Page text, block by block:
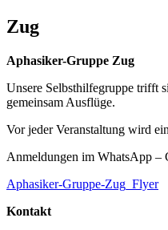
Zug
Aphasiker-Gruppe Zug
Unsere Selbsthilfegruppe trifft
gemeinsam Ausflüge.
Vor jeder Veranstaltung wird
Anmeldungen im WhatsApp –
Aphasiker-Gruppe-Zug_Flyer
Kontakt